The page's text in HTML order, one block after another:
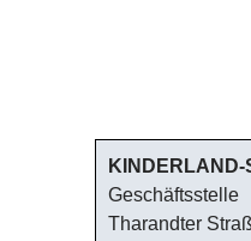
Geschäftsstelle
Tharandter